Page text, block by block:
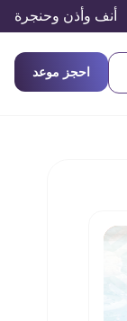
أنف وأذن وحنجرة
احجز موعد